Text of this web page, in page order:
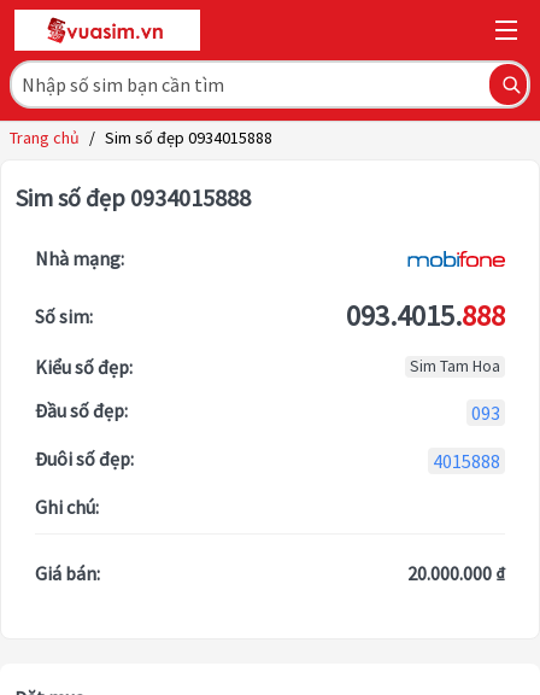
Trang chủ / Sim số đẹp 0934015888
Sim số đẹp 0934015888
Nhà mạng:
Số sim: 093.4015.888
Kiểu số đẹp: Sim Tam Hoa
Đầu số đẹp:
093
Đuôi số đẹp:
4015888
Ghi chú:
Giá bán: 20.000.000 ₫